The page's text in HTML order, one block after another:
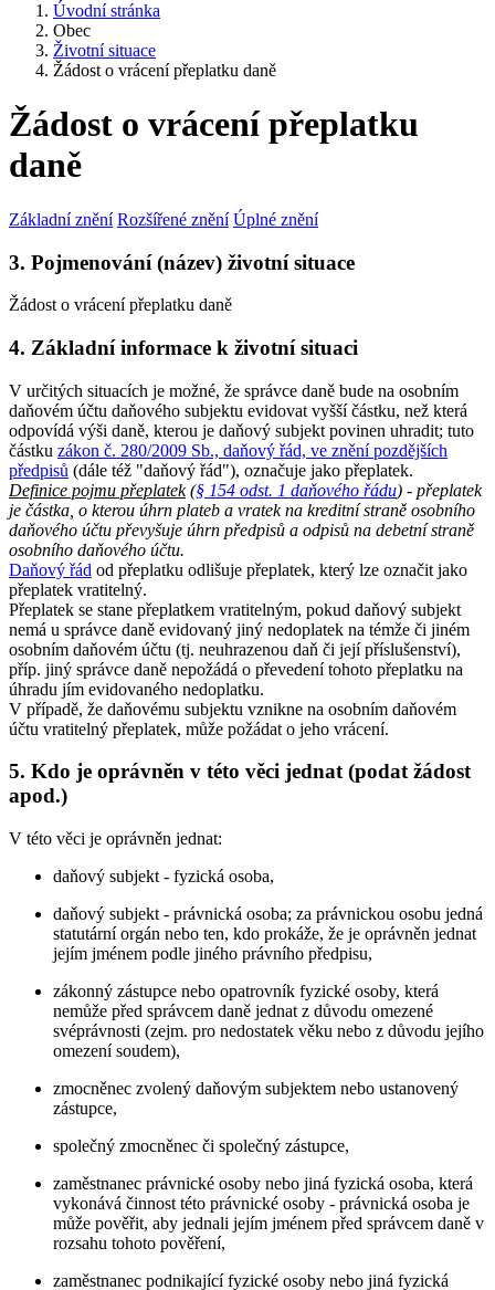
Úvodní stránka
Obec
Životní situace
Žádost o vrácení přeplatku daně
Žádost o vrácení přeplatku
daně
Základní znění Rozšířené znění Úplné znění
3. Pojmenování (název) životní situace
Žádost o vrácení přeplatku daně
4. Základní informace k životní situaci
V určitých situacích je možné, že správce daně bude na osobním
daňovém účtu daňového subjektu evidovat vyšší částku, než která
odpovídá výši daně, kterou je daňový subjekt povinen uhradit; tuto
částku zákon č. 280/2009 Sb., daňový řád, ve znění pozdějších
předpisů (dále též "daňový řád"), označuje jako přeplatek.
Definice pojmu přeplatek(§ 154 odst. 1 daňového řádu) - přeplatek
je částka, o kterou úhrn plateb a vratek na kreditní straně osobního
daňového účtu převyšuje úhrn předpisů a odpisů na debetní straně
osobního daňového účtu.
Daňový řád od přeplatku odlišuje přeplatek, který lze označit jako
přeplatek vratitelný.
Přeplatek se stane přeplatkem vratitelným, pokud daňový subjekt
nemá u správce daně evidovaný jiný nedoplatek na témže či jiném
osobním daňovém účtu (tj. neuhrazenou daň či její příslušenství),
příp. jiný správce daně nepožádá o převedení tohoto přeplatku na
úhradu jím evidovaného nedoplatku.
V případě, že daňovému subjektu vznikne na osobním daňovém
účtu vratitelný přeplatek, může požádat o jeho vrácení.
5. Kdo je oprávněn v této věci jednat (podat žádost
apod.)
V této věci je oprávněn jednat:
daňový subjekt - fyzická osoba,
daňový subjekt - právnická osoba; za právnickou osobu jedná
statutární orgán nebo ten, kdo prokáže, že je oprávněn jednat
jejím jménem podle jiného právního předpisu,
zákonný zástupce nebo opatrovník fyzické osoby, která
nemůže před správcem daně jednat z důvodu omezené
svéprávnosti (zejm. pro nedostatek věku nebo z důvodu jejího
omezení soudem),
zmocněnec zvolený daňovým subjektem nebo ustanovený
zástupce,
společný zmocněnec či společný zástupce,
zaměstnanec právnické osoby nebo jiná fyzická osoba, která
vykonává činnost této právnické osoby - právnická osoba je
může pověřit, aby jednali jejím jménem před správcem daně v
rozsahu tohoto pověření,
zaměstnanec podnikající fyzické osoby nebo jiná fyzická